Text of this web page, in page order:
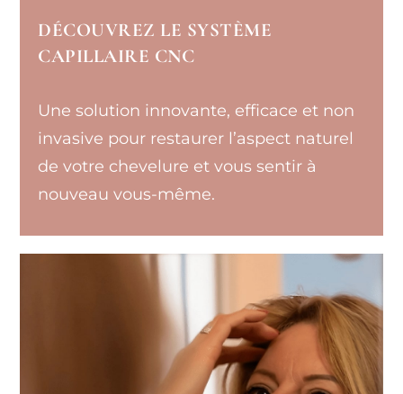
DÉCOUVREZ LE SYSTÈME
CAPILLAIRE CNC
Une solution innovante, efficace et non
invasive pour restaurer l’aspect naturel
de votre chevelure et vous sentir à
nouveau vous-même.